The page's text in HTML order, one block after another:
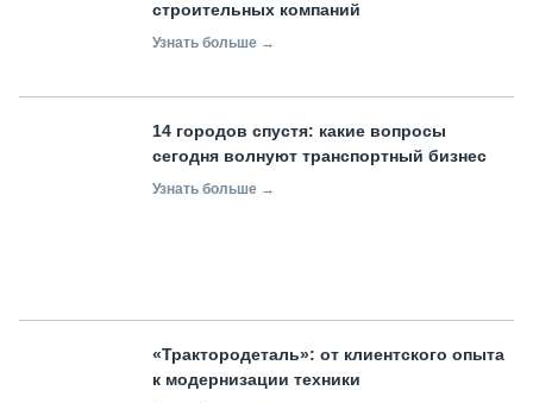
строительных компаний
Узнать больше →
14 городов спустя: какие вопросы
сегодня волнуют транспортный бизнес
Узнать больше →
«Трактородеталь»: от клиентского опыта
к модернизации техники